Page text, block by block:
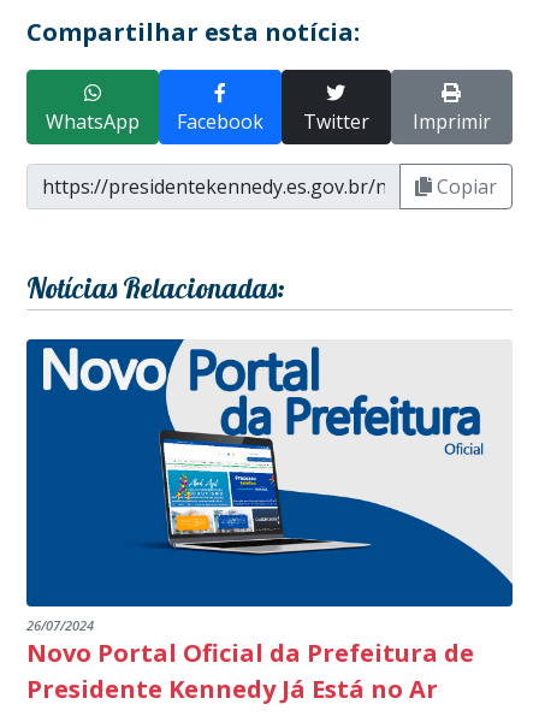
Compartilhar esta notícia:
WhatsApp Facebook Twitter Imprimir
Copiar
Notícias Relacionadas:
26/07/2024
Novo Portal Oficial da Prefeitura de
Presidente Kennedy Já Está no Ar